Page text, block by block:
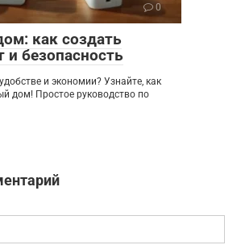
0
как создать
и безопасность
и экономии? Узнайте, как
дом! Простое руководство по